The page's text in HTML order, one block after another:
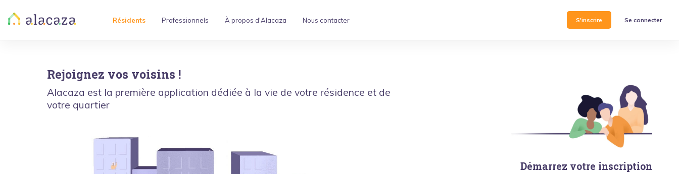
Résidents Professionnels À propos d'Alacaza Nous contacter S'inscrire Se connecter
Rejoignez vos voisins !
Alacaza est la première application dédiée à la vie de votre résidence et de
votre quartier
Démarrez votre inscription